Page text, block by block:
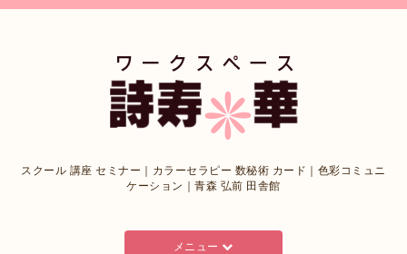
スクール 講座 セミナー｜カラーセラピー 数秘術 カード｜色彩コミュニ
ケーション｜青森 弘前 田舎館
メニュー